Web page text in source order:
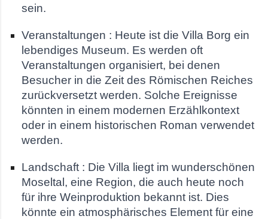
sein.
Veranstaltungen : Heute ist die Villa Borg ein
lebendiges Museum. Es werden oft
Veranstaltungen organisiert, bei denen
Besucher in die Zeit des Römischen Reiches
zurückversetzt werden. Solche Ereignisse
könnten in einem modernen Erzählkontext
oder in einem historischen Roman verwendet
werden.
Landschaft : Die Villa liegt im wunderschönen
Moseltal, eine Region, die auch heute noch
für ihre Weinproduktion bekannt ist. Dies
könnte ein atmosphärisches Element für eine